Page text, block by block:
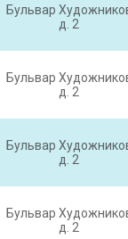
Бульвар
д. 2
Бульвар
д. 2
Бульвар
д. 2
Бульвар
д. 2